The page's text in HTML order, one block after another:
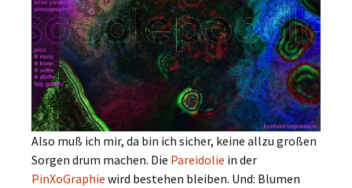
Also muß ich mir, da bin ich sicher, keine allzu großen
Sorgen drum machen. Die Pareidolie in der
PinXoGraphie wird bestehen bleiben. Und: Blumen